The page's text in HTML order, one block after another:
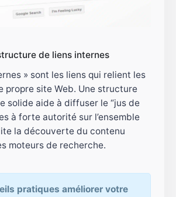
de liens internes
» sont les liens qui relient les
propre site Web. Une structure
solide aide à diffuser le “jus de
à forte autorité sur l’ensemble
la découverte du contenu
moteurs de recherche.
pratiques améliorer votre